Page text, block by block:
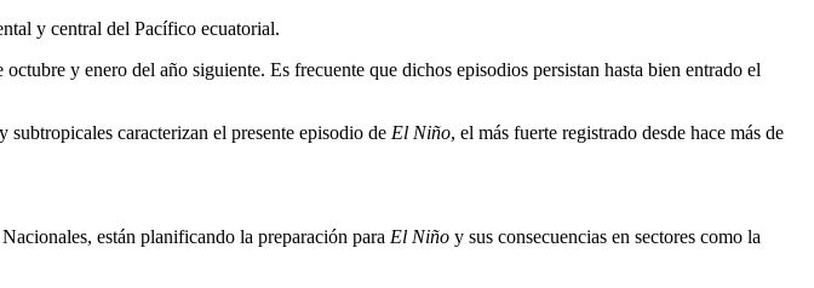
y central del Pacífico ecuatorial.
y enero del año siguiente. Es frecuente que dichos episodios persistan hasta bien entrado el
subtropicales caracterizan el presente episodio de El Niño, el más fuerte registrado desde hace más de
están planificando la preparación para El Niño y sus consecuencias en sectores como la